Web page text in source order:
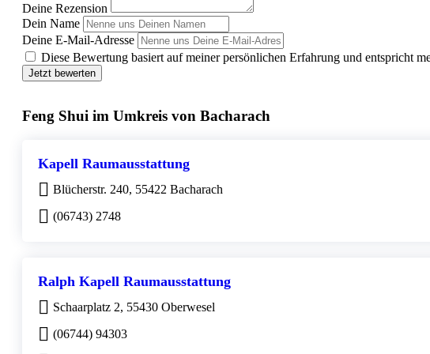
Deine Rezension
Dein Name
Deine E-Mail-Adresse
Diese Bewertung basiert auf meiner persönlichen Erfahrung und entspricht
Jetzt bewerten
Feng Shui im Umkreis von Bacharach
Kapell Raumausstattung
Blücherstr. 240, 55422 Bacharach
(06743) 2748
Ralph Kapell Raumausstattung
Schaarplatz 2, 55430 Oberwesel
(06744) 94303